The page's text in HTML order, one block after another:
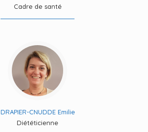
Cadre de santé
DRAPIER-CNUDDE Emilie
Diététicienne